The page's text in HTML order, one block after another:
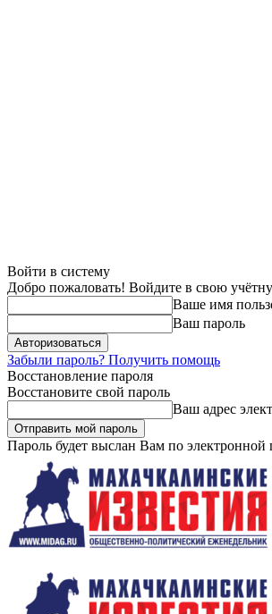
Войти в систему
Добро пожаловать! Войдите в свою
Ваше имя
Ваш пароль
Забыли пароль? Получить помощь
Восстановление пароля
Восстановите свой пароль
Ваш адрес
Пароль будет выслан Вам по электронной